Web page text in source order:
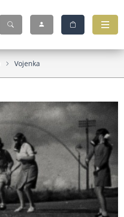
Vojenka